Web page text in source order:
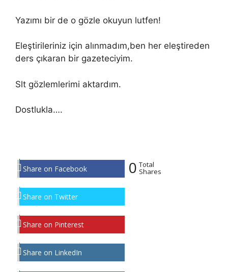
Yazımı bir de o gözle okuyun lutfen!
Eleştirileriniz için alınmadım,ben her eleştireden
ders çıkaran bir gazeteciyim.
Slt gözlemlerimi aktardım.
Dostlukla….
Share on Facebook
Share on Twitter
Share on Pinterest
Share on LinkedIn
0 Total
Shares